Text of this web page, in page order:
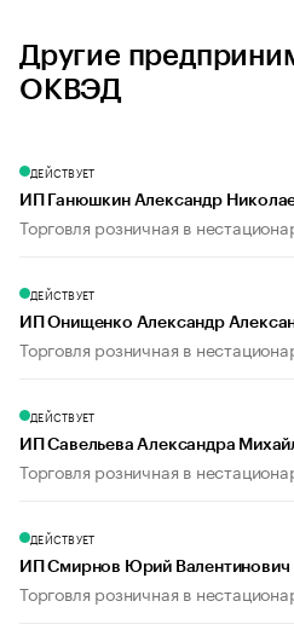
Другие
ОКВЭД
ДЕЙСТВУЕТ
ИП Ганюшкин Александр
Торговля розничная в
ДЕЙСТВУЕТ
ИП Онищенко Александр
Торговля розничная в
ДЕЙСТВУЕТ
ИП Савельева Александра
Торговля розничная в
ДЕЙСТВУЕТ
ИП Смирнов Юрий Валентинович
Торговля розничная в